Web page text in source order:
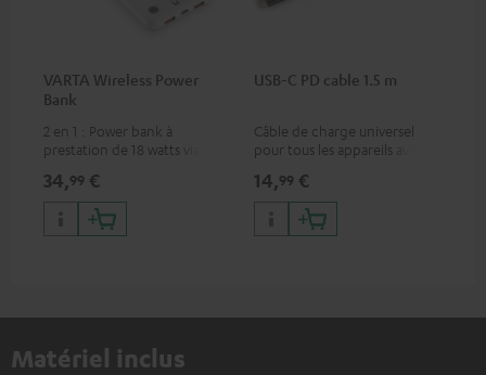
VARTA Wireless Power
Bank
2 en 1 : Power bank à
prestation de 18 watts via USB
jusqu’à 10 watts
34,99 €
USB-C PD cable 1.5 m
Câble de charge universel
pour tous les appareils avec
convient à tous les produits
Teufel avec port USB-C
14,99 €
Matériel inclus